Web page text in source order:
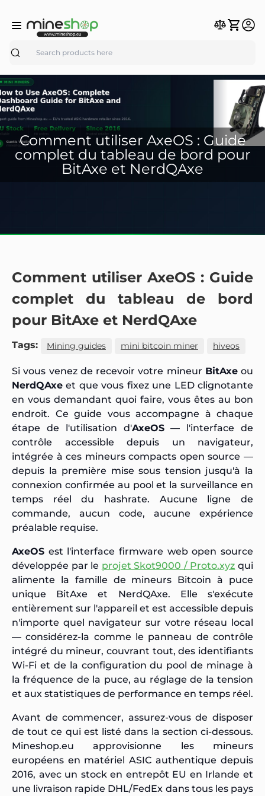
Search
Comment utiliser AxeOS : Guide
complet du tableau de bord pour
BitAxe et NerdQAxe
Comment utiliser AxeOS : Guide
complet du tableau de bord
pour BitAxe et NerdQAxe
Tags: Mining guides mini bitcoin miner hiveos
Si vous venez de recevoir votre mineur BitAxeou
NerdQAxe et que vous fixez une LED clignotante
en vous demandant quoi faire, vous êtes au bon
endroit. Ce guide vous accompagne à chaque
étape de l'utilisation d'AxeOS— l'interface de
contrôle accessible depuis un navigateur,
intégrée à ces mineurs compacts open source —
depuis la première mise sous tension jusqu'à la
connexion confirmée au pool et la surveillance en
temps réel du hashrate. Aucune ligne de
commande, aucun code, aucune expérience
préalable requise.
AxeOS est l'interface firmware web open source
développée par le projet Skot9000 / Proto.xyz qui
alimente la famille de mineurs Bitcoin à puce
unique BitAxe et NerdQAxe. Elle s'exécute
entièrement sur l'appareil et est accessible depuis
n'importe quel navigateur sur votre réseau local
— considérez-la comme le panneau de contrôle
intégré du mineur, couvrant tout, des identifiants
Wi-Fi et de la configuration du pool de minage à
la fréquence de la puce, au réglage de la tension
et aux statistiques de performance en temps réel.
Avant de commencer, assurez-vous de disposer
de tout ce qui est listé dans la section ci-dessous.
Mineshop.eu approvisionne les mineurs
européens en matériel ASIC authentique depuis
2016, avec un stock en entrepôt EU en Irlande et
une livraison rapide DHL/FedEx dans tous les pays